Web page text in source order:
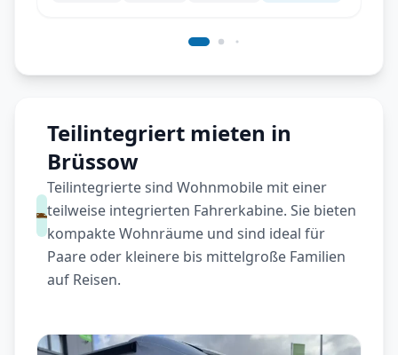
Teilintegriert mieten in
Brüssow
Teilintegrierte sind Wohnmobile mit einer
teilweise integrierten Fahrerkabine. Sie bieten
kompakte Wohnräume und sind ideal für
Paare oder kleinere bis mittelgroße Familien
auf Reisen.